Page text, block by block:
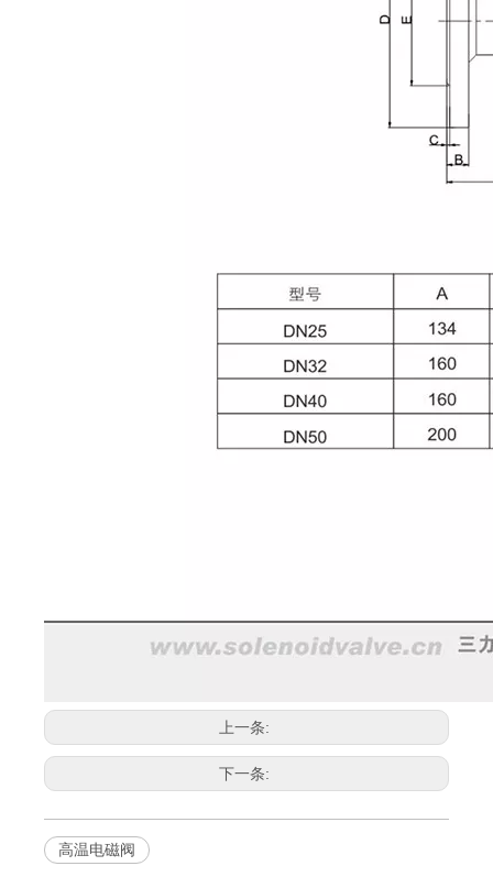
上一条:
下一条:
高温电磁阀